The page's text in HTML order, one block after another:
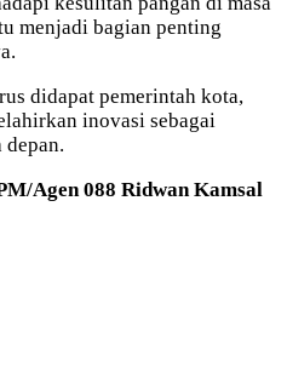
menjadi bagian penting
didapat pemerintah kota,
inovasi sebagai
depan.
Agen 088 Ridwan Kamsal